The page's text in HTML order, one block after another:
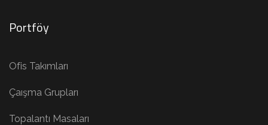
Portföy
Ofis Takımları
Çaışma Grupları
Topalantı Masaları